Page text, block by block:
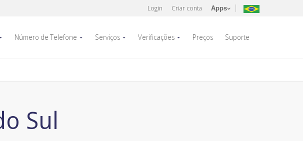
Login Criar conta Apps
Número de Telefone Serviços Verificações Preços Suporte
Sul